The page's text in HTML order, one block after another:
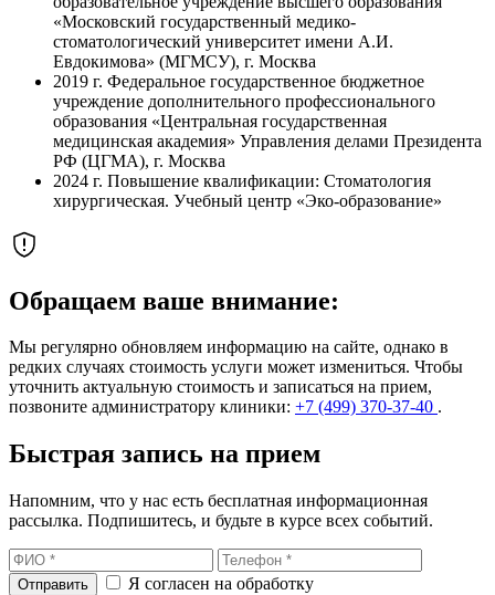
«Московский государственный медико-
стоматологический университет имени А.И.
Евдокимова» (МГМСУ), г. Москва
2019 г. Федеральное государственное бюджетное
учреждение дополнительного профессионального
образования «Центральная государственная
медицинская академия» Управления делами Президента
РФ (ЦГМА), г. Москва
2024 г. Повышение квалификации: Стоматология
хирургическая. Учебный центр «Эко-образование»
Обращаем ваше внимание:
Мы регулярно обновляем информацию на сайте, однако в
редких случаях стоимость услуги может измениться. Чтобы
уточнить актуальную стоимость и записаться на прием,
позвоните администратору клиники: +7 (499) 370-37-40 .
Быстрая запись на прием
Напомним, что у нас есть бесплатная информационная
рассылка. Подпишитесь, и будьте в курсе всех событий.
Я согласен на обработку